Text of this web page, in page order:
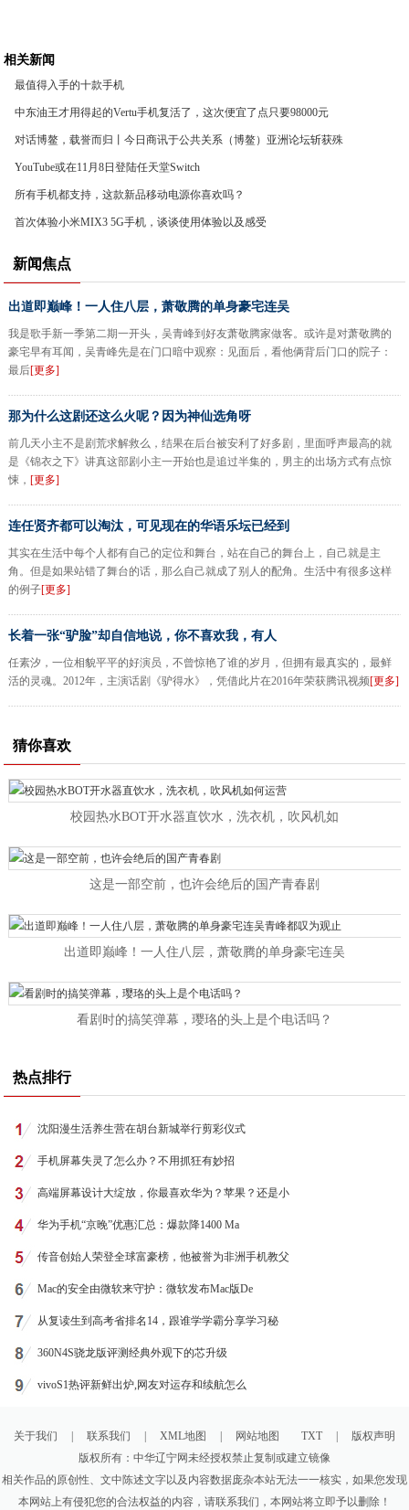
相关新闻
最值得入手的十款手机
中东油王才用得起的Vertu手机复活了，这次便宜了点只要98000元
对话博鳌，载誉而归丨今日商讯于公共关系（博鳌）亚洲论坛斩获殊
荣！
YouTube或在11月8日登陆任天堂Switch
所有手机都支持，这款新品移动电源你喜欢吗？
首次体验小米MIX3 5G手机，谈谈使用体验以及感受
新闻焦点
出道即巅峰！一人住八层，萧敬腾的单身豪宅连吴
我是歌手新一季第二期一开头，吴青峰到好友萧敬腾家做客。或许是对萧敬腾的
豪宅早有耳闻，吴青峰先是在门口暗中观察：见面后，看他俩背后门口的院子：
最后[更多]
那为什么这剧还这么火呢？因为神仙选角呀
前几天小主不是剧荒求解救么，结果在后台被安利了好多剧，里面呼声最高的就
是《锦衣之下》讲真这部剧小主一开始也是追过半集的，男主的出场方式有点惊
悚， [更多]
连任贤齐都可以淘汰，可见现在的华语乐坛已经到
其实在生活中每个人都有自己的定位和舞台，站在自己的舞台上，自己就是主
角。但是如果站错了舞台的话，那么自己就成了别人的配角。生活中有很多这样
的例子[更多]
长着一张“驴脸”却自信地说，你不喜欢我，有人
任素汐，一位相貌平平的好演员，不曾惊艳了谁的岁月，但拥有最真实的，最鲜
活的灵魂。2012年，主演话剧《驴得水》，凭借此片在2016年荣获腾讯视频[更多]
猜你喜欢
校园热水BOT开水器直饮水，洗衣机，吹风机如
这是一部空前，也许会绝后的国产青春剧
出道即巅峰！一人住八层，萧敬腾的单身豪宅连吴
看剧时的搞笑弹幕，璎珞的头上是个电话吗？
热点排行
沈阳漫生活养生营在胡台新城举行剪彩仪式
手机屏幕失灵了怎么办？不用抓狂有妙招
高端屏幕设计大绽放，你最喜欢华为？苹果？还是小
华为手机“京晚”优惠汇总：爆款降1400 Ma
传音创始人荣登全球富豪榜，他被誉为非洲手机教父
Mac的安全由微软来守护：微软发布Mac版De
从复读生到高考省排名14，跟谁学学霸分享学习秘
360N4S骁龙版评测经典外观下的芯升级
vivoS1热评新鲜出炉,网友对运存和续航怎么
关于我们 联系我们 XML地图 网站地图 TXT
版权声明
版权所有：中华辽宁网未经授权禁止复制或建立镜像
相关作品的原创性、文中陈述文字以及内容数据庞杂本站无法一一核实，如果您发现
本网站上有侵犯您的合法权益的内容，请联系我们，本网站将立即予以删除！